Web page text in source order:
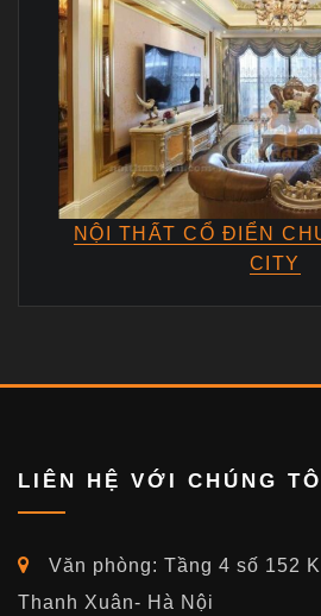
NỘI THẤT CỔ ĐIỂN
CITY
LIÊN HỆ VỚI CHÚNG
Văn phòng: Tầng 4 số 152
Thanh Xuân- Hà Nội